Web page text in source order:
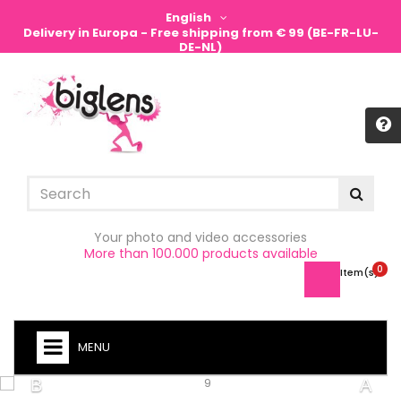
English
Delivery in Europa - Free shipping from € 99 (BE-FR-LU-
DE-NL)
Your photo and video accessories
More than 100.000 products available
0
Item(s) -
MENU